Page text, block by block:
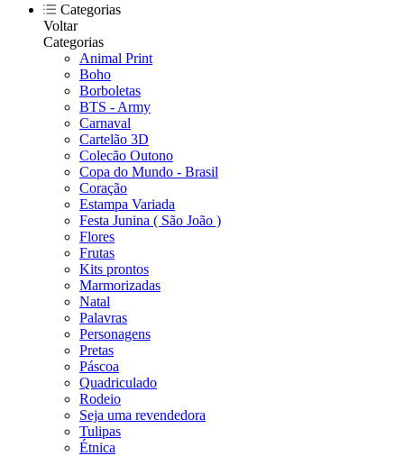
Categorias
Voltar
Categorias
Animal Print
Boho
Borboletas
BTS - Army
Carnaval
Cartelão 3D
Colecão Outono
Copa do Mundo - Brasil
Coração
Estampa Variada
Festa Junina ( São João )
Flores
Frutas
Kits prontos
Marmorizadas
Natal
Palavras
Personagens
Pretas
Páscoa
Quadriculado
Rodeio
Seja uma revendedora
Tulipas
Étnica